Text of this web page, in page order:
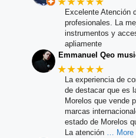
Excelente Atención
profesionales. La
instrumentos y
apliamente
Emmanuel Qeo
★★★★★
La experiencia de
de destacar que es
Morelos que vende
marcas
estado de Morelos
La atención
… More